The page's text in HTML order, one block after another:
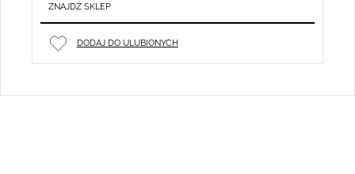
ZNAJDŹ SKLEP
DODAJ DO ULUBIONYCH